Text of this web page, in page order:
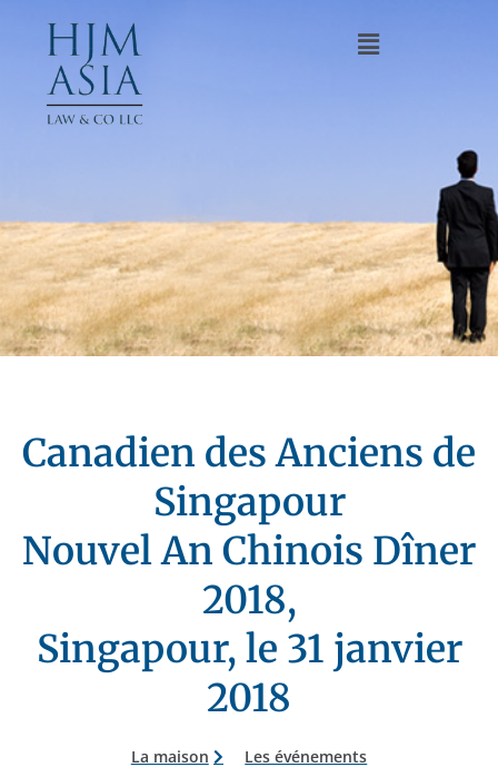
Canadien des Anciens de
Singapour
Nouvel An Chinois Dîner
2018,
Singapour, le 31 janvier
2018
La maison Les événements